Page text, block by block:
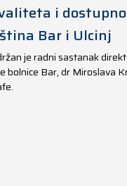
i
Bar i Ulcinj
je radni sastanak
bolnice Bar, dr Miroslava